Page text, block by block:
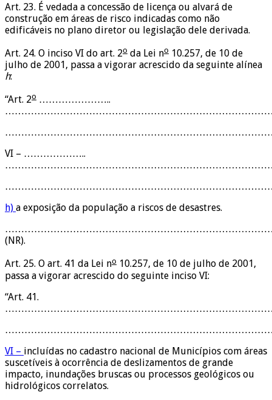
Art. 23. É vedada a concessão de licença ou alvará de
construção em áreas de risco indicadas como não
edificáveis no plano diretor ou legislação dele derivada.
Art. 24. O inciso VI do art. 2o da Lei no 10.257, de 10 de
julho de 2001, passa a vigorar acrescido da seguinte alínea
h:
“Art. 2o …………………..
VI – ………………..
h) a exposição da população a riscos de desastres.
(NR).
Art. 25. O art. 41 da Lei no 10.257, de 10 de julho de 2001,
passa a vigorar acrescido do seguinte inciso VI:
“Art. 41.
VI – incluídas no cadastro nacional de Municípios com áreas
suscetíveis à ocorrência de deslizamentos de grande
impacto, inundações bruscas ou processos geológicos ou
hidrológicos correlatos.